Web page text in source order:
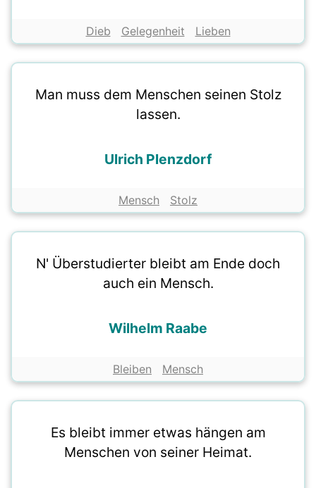
Dieb Gelegenheit Lieben
Man muss dem Menschen seinen Stolz
lassen.
Ulrich Plenzdorf
Mensch Stolz
N' Überstudierter bleibt am Ende doch
auch ein Mensch.
Wilhelm Raabe
Bleiben Mensch
Es bleibt immer etwas hängen am
Menschen von seiner Heimat.